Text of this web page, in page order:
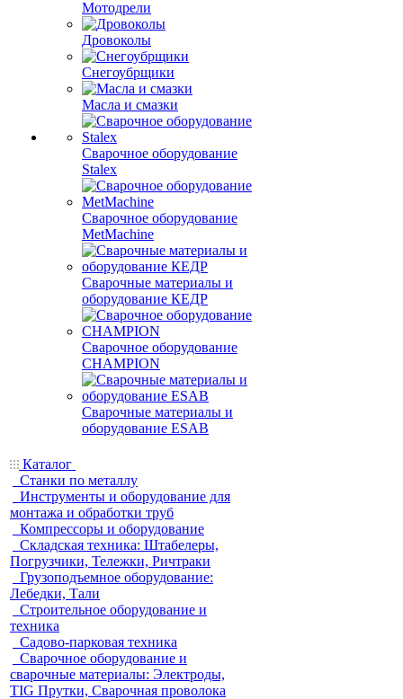
Мотодрели
Дровоколы
Снегоубрщики
Масла и смазки
Сварочное оборудование
Stalex
Сварочное оборудование
MetMachine
Сварочные материалы и
оборудование КЕДР
Сварочное оборудование
CHAMPION
Сварочные материалы и
оборудование ESAB
Каталог
Станки по металлу
Инструменты и оборудование для
монтажа и обработки труб
Компрессоры и оборудование
Складская техника: Штабелеры,
Погрузчики, Тележки, Ричтраки
Грузоподъемное оборудование:
Лебедки, Тали
Строительное оборудование и
техника
Садово-парковая техника
Сварочное оборудование и
сварочные материалы: Электроды,
TIG Прутки, Сварочная проволока